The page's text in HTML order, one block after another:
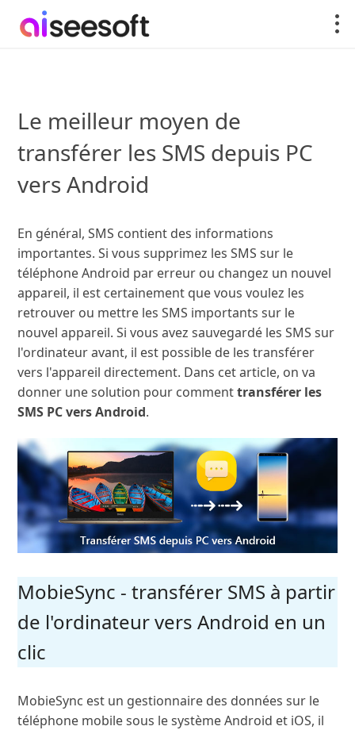
Le meilleur moyen de
transférer les SMS depuis PC
vers Android
En général, SMS contient des informations
importantes. Si vous supprimez les SMS sur le
téléphone Android par erreur ou changez un nouvel
appareil, il est certainement que vous voulez les
retrouver ou mettre les SMS importants sur le
nouvel appareil. Si vous avez sauvegardé les SMS sur
l'ordinateur avant, il est possible de les transférer
vers l'appareil directement. Dans cet article, on va
donner une solution pour commenttransférer les
SMS PC vers Android.
MobieSync - transférer SMS à partir
de l'ordinateur vers Android en un
clic
MobieSync est un gestionnaire des données sur le
téléphone mobile sous le système Android et iOS, il